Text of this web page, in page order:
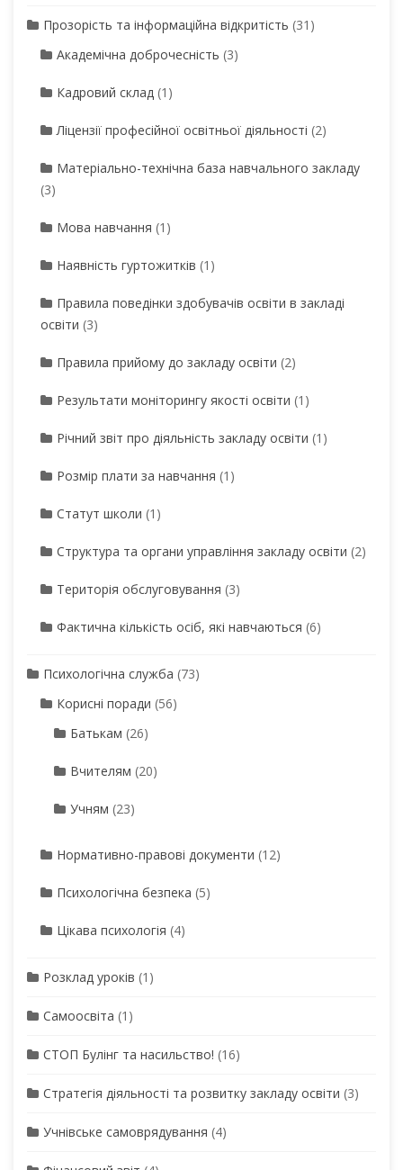
Прозорість та інформаційна відкритість (31)
Академічна доброчесність (3)
Кадровий склад (1)
Ліцензії професійної освітньої діяльності (2)
Матеріально-технічна база навчального закладу
(3)
Мова навчання (1)
Наявність гуртожитків (1)
Правила поведінки здобувачів освіти в закладі
освіти (3)
Правила прийому до закладу освіти (2)
Результати моніторингу якості освіти (1)
Річний звіт про діяльність закладу освіти (1)
Розмір плати за навчання (1)
Статут школи (1)
Структура та органи управління закладу освіти (2)
Територія обслуговування (3)
Фактична кількість осіб, які навчаються (6)
Психологічна служба (73)
Корисні поради (56)
Батькам (26)
Вчителям (20)
Учням (23)
Нормативно-правові документи (12)
Психологічна безпека (5)
Цікава психологія (4)
Розклад уроків (1)
Самоосвіта (1)
СТОП Булінг та насильство! (16)
Стратегія діяльності та розвитку закладу освіти (3)
Учнівське самоврядування (4)